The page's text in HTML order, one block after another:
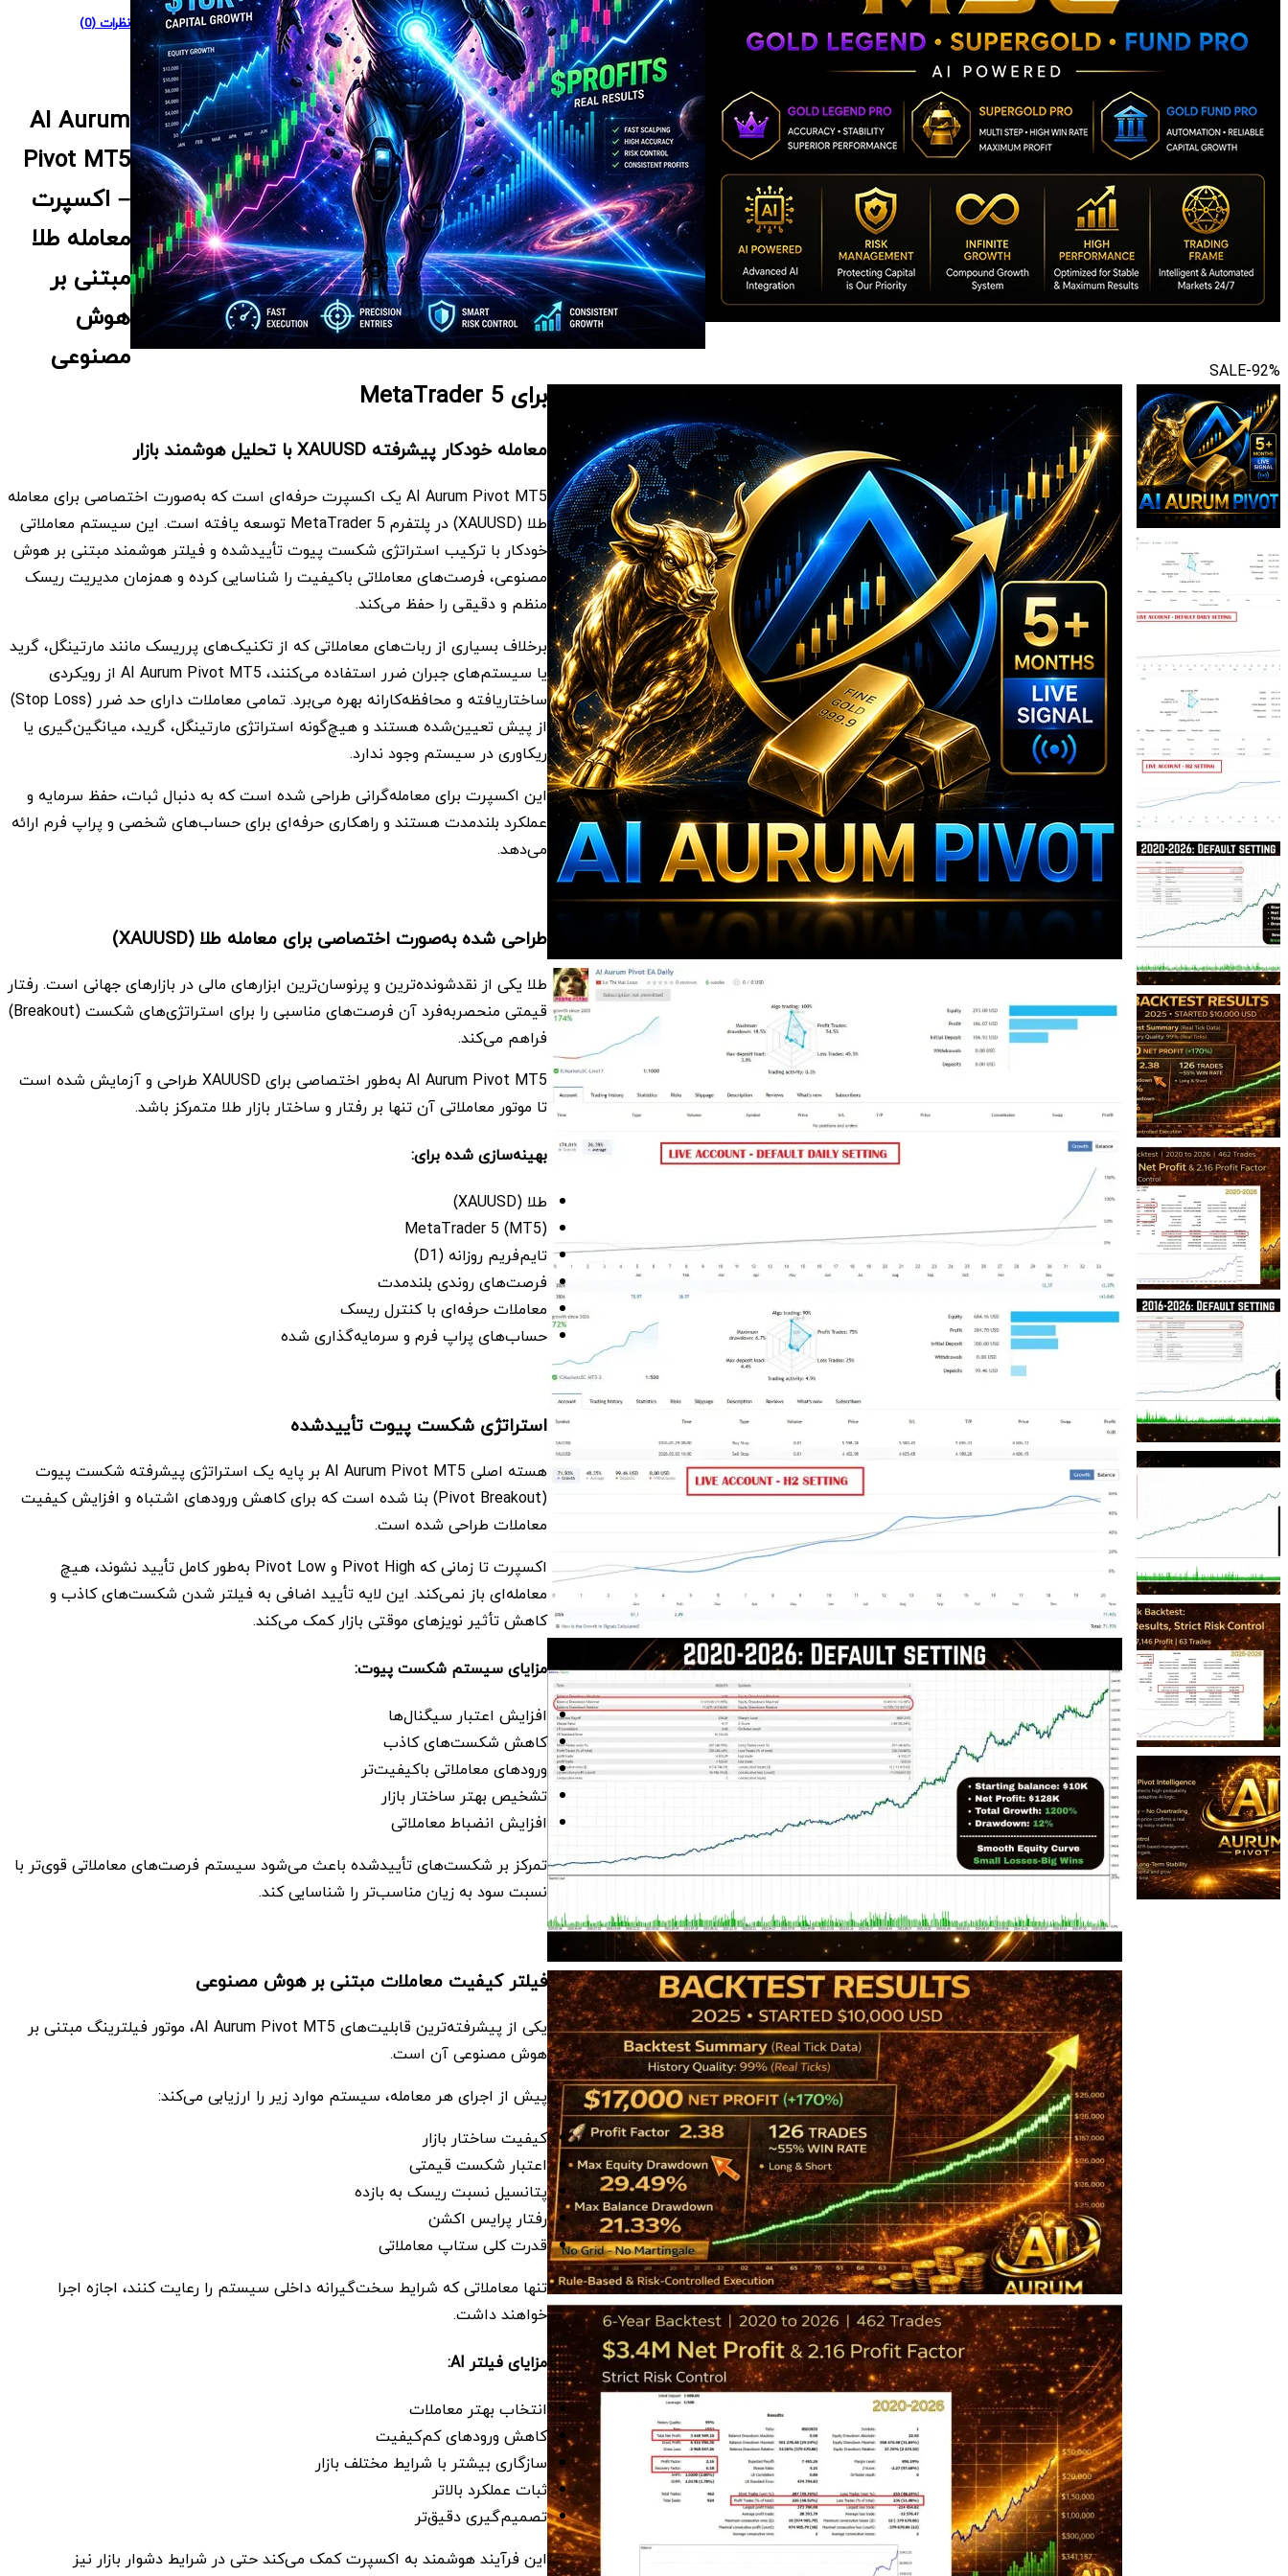
SALE-92%
نظرات (0)
AI Aurum
Pivot MT5
– اکسپرت
معامله طلا
مبتنی بر
هوش
مصنوعی
برای MetaTrader 5
معامله خودکار پیشرفته XAUUSD با تحلیل هوشمند بازار
AI Aurum Pivot MT5 یک اکسپرت حرفه‌ای است که به‌صورت اختصاصی برای معامله
طلا (XAUUSD) در پلتفرم MetaTrader 5 توسعه یافته است. این سیستم معاملاتی
خودکار با ترکیب استراتژی شکست پیوت تأییدشده و فیلتر هوشمند مبتنی بر هوش
مصنوعی، فرصت‌های معاملاتی باکیفیت را شناسایی کرده و همزمان مدیریت ریسک
منظم و دقیقی را حفظ می‌کند.
برخلاف بسیاری از ربات‌های معاملاتی که از تکنیک‌های پرریسک مانند مارتینگل، گرید
یا سیستم‌های جبران ضرر استفاده می‌کنند، AI Aurum Pivot MT5 از رویکردی
ساختاریافته و محافظه‌کارانه بهره می‌برد. تمامی معاملات دارای حد ضرر (Stop Loss)
از پیش تعیین‌شده هستند و هیچ‌گونه استراتژی مارتینگل، گرید، میانگین‌گیری یا
ریکاوری در سیستم وجود ندارد.
این اکسپرت برای معامله‌گرانی طراحی شده است که به دنبال ثبات، حفظ سرمایه و
عملکرد بلندمدت هستند و راهکاری حرفه‌ای برای حساب‌های شخصی و پراپ فرم ارائه
می‌دهد.
طراحی شده به‌صورت اختصاصی برای معامله طلا (XAUUSD)
طلا یکی از نقدشونده‌ترین و پرنوسان‌ترین ابزارهای مالی در بازارهای جهانی است. رفتار
قیمتی منحصربه‌فرد آن فرصت‌های مناسبی را برای استراتژی‌های شکست (Breakout)
فراهم می‌کند.
AI Aurum Pivot MT5 به‌طور اختصاصی برای XAUUSD طراحی و آزمایش شده است
تا موتور معاملاتی آن تنها بر رفتار و ساختار بازار طلا متمرکز باشد.
بهینه‌سازی شده برای:
طلا (XAUUSD)
MetaTrader 5 (MT5)
تایم‌فریم روزانه (D1)
فرصت‌های روندی بلندمدت
معاملات حرفه‌ای با کنترل ریسک
حساب‌های پراپ فرم و سرمایه‌گذاری شده
استراتژی شکست پیوت تأییدشده
هسته اصلی AI Aurum Pivot MT5 بر پایه یک استراتژی پیشرفته شکست پیوت
(Pivot Breakout) بنا شده است که برای کاهش ورودهای اشتباه و افزایش کیفیت
معاملات طراحی شده است.
اکسپرت تا زمانی که Pivot High و Pivot Low به‌طور کامل تأیید نشوند، هیچ
معامله‌ای باز نمی‌کند. این لایه تأیید اضافی به فیلتر شدن شکست‌های کاذب و
کاهش تأثیر نویزهای موقتی بازار کمک می‌کند.
مزایای سیستم شکست پیوت:
افزایش اعتبار سیگنال‌ها
کاهش شکست‌های کاذب
ورودهای معاملاتی باکیفیت‌تر
تشخیص بهتر ساختار بازار
افزایش انضباط معاملاتی
تمرکز بر شکست‌های تأییدشده باعث می‌شود سیستم فرصت‌های معاملاتی قوی‌تر با
نسبت سود به زیان مناسب‌تر را شناسایی کند.
فیلتر کیفیت معاملات مبتنی بر هوش مصنوعی
یکی از پیشرفته‌ترین قابلیت‌های AI Aurum Pivot MT5، موتور فیلترینگ مبتنی بر
هوش مصنوعی آن است.
پیش از اجرای هر معامله، سیستم موارد زیر را ارزیابی می‌کند:
کیفیت ساختار بازار
اعتبار شکست قیمتی
پتانسیل نسبت ریسک به بازده
رفتار پرایس اکشن
قدرت کلی ستاپ معاملاتی
تنها معاملاتی که شرایط سخت‌گیرانه داخلی سیستم را رعایت کنند، اجازه اجرا
خواهند داشت.
مزایای فیلتر AI:
انتخاب بهتر معاملات
کاهش ورودهای کم‌کیفیت
سازگاری بیشتر با شرایط مختلف بازار
ثبات عملکرد بالاتر
تصمیم‌گیری دقیق‌تر
این فرآیند هوشمند به اکسپرت کمک می‌کند حتی در شرایط دشوار بازار نیز